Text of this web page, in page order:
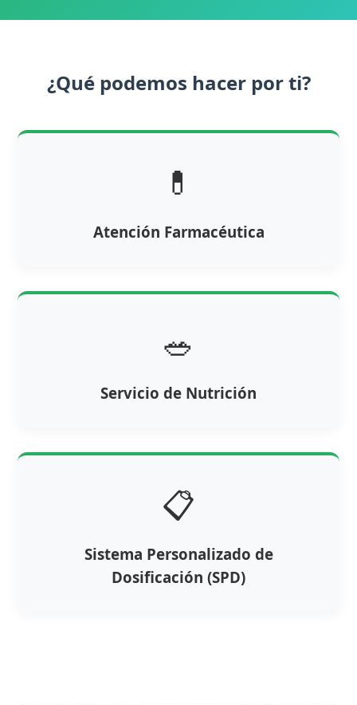
¿Qué podemos hacer por ti?
💊
Atención Farmacéutica
🥗
Servicio de Nutrición
📋
Sistema Personalizado de
Dosificación (SPD)